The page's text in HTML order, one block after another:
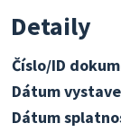
Detaily
Číslo/ID
Dátum
Dátum